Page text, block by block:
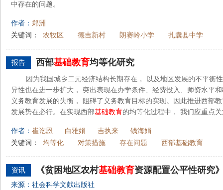
中存在的问题。
作者： 郑洲
关键词：
农牧区 德吉新村 朗赛岭小学 扎囊县中学
报告 西部基础教育均等化研究
因为我国城乡二元经济结构长期存在， 以及地区发展的不平衡
异性也在进一步扩大， 突出表现在办学条件、经费投入、师资水平
义务教育发展的失衡， 阻碍了义务教育目标的实现。因此推进西部
发展势在必行。在实现西部基础教育的均等化过程中， 我们应重点
作者： 崔讫恩 白雅娟 吉执来
钱海娟
关键词：
均等化 对策措施 存在问题 西部基础教育
资讯 《贫困地区农村基础教育资源配置公平性研究
来源：社会科学文献出版社